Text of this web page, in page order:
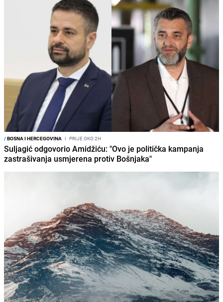
/BOSNA I HERCEGOVINA I PRIJE OKO 2H
Suljagić odgovorio Amidžiću: "Ovo je politička kampanja
zastrašivanja usmjerena protiv Bošnjaka"